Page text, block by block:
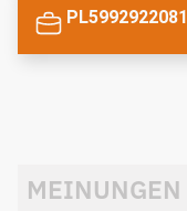
PL5992922081
MEINUNGEN